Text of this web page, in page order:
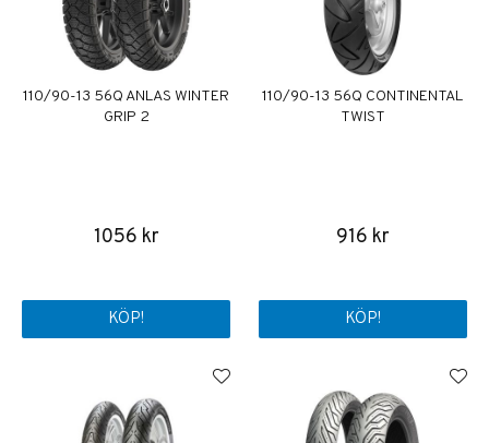
110/90-13 56Q ANLAS WINTER
GRIP 2
1056 kr
KÖP!
110/90-13 56Q CONTINENTAL
TWIST
916 kr
KÖP!